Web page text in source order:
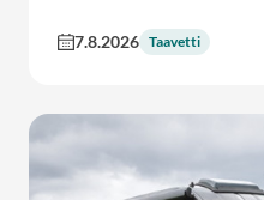
7.8.2026 Taavetti